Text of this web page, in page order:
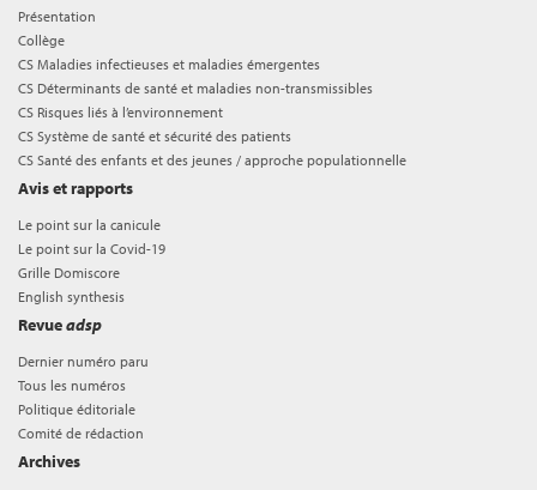
Présentation
Collège
CS Maladies infectieuses et maladies émergentes
CS Déterminants de santé et maladies non-transmissibles
CS Risques liés à l’environnement
CS Système de santé et sécurité des patients
CS Santé des enfants et des jeunes / approche populationnelle
Avis et rapports
Le point sur la canicule
Le point sur la Covid-19
Grille Domiscore
English synthesis
Revueadsp
Dernier numéro paru
Tous les numéros
Politique éditoriale
Comité de rédaction
Archives